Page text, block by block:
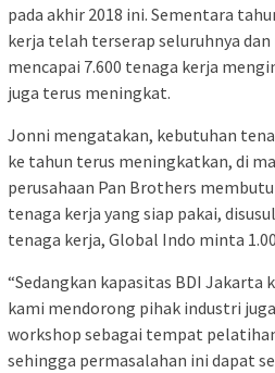
pada akhir 2018 ini. Sementara
kerja telah terserap seluruhnya
mencapai 7.600 tenaga kerja
juga terus meningkat.
Jonni mengatakan, kebutuhan
ke tahun terus meningkatkan, di
perusahaan Pan Brothers
tenaga kerja yang siap pakai,
tenaga kerja, Global Indo minta
“Sedangkan kapasitas BDI Jakarta
kami mendorong pihak industri
workshop sebagai tempat
sehingga permasalahan ini dapat